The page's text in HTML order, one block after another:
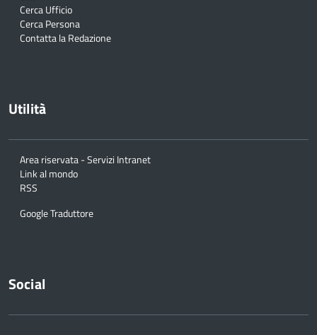
Cerca Ufficio
Cerca Persona
Contatta la Redazione
Utilità
Area riservata - Servizi Intranet
Link al mondo
RSS
Google Traduttore
Social